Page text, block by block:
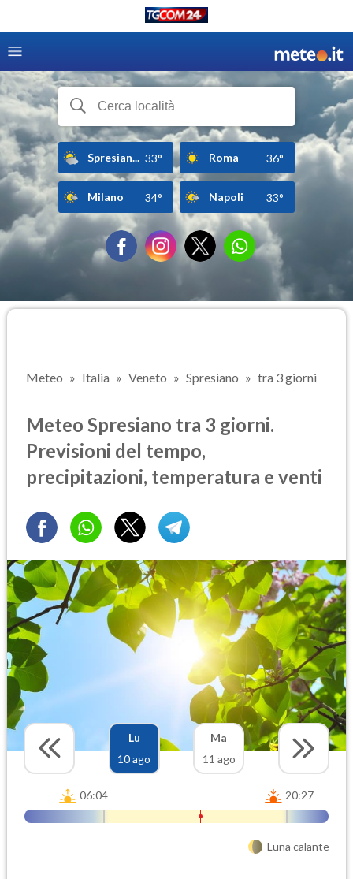
Spresian... 33° Roma 36°
Milano 34° Napoli 33°
Meteo Italia Veneto Spresiano tra 3 giorni
Meteo Spresiano tra 3 giorni.
Previsioni del tempo,
precipitazioni, temperatura e venti
Lu
10 ago
Ma
11 ago
06:04 20:27
Luna calante